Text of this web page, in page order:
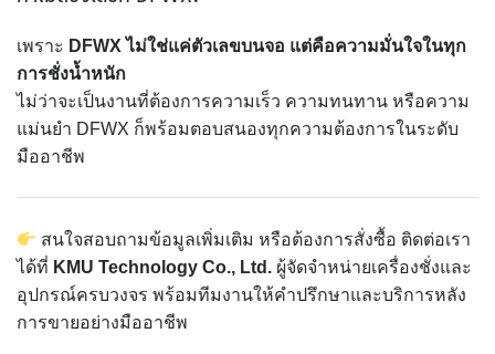
เพราะ DFWX ไม่ใช่แค่ตัวเลขบนจอ แต่คือความมั่นใจในทุก
การชั่งน้ำหนัก
ไม่ว่าจะเป็นงานที่ต้องการความเร็ว ความทนทาน หรือความ
แม่นยำ DFWX ก็พร้อมตอบสนองทุกความต้องการในระดับ
มืออาชีพ
สนใจสอบถามข้อมูลเพิ่มเติม หรือต้องการสั่งซื้อ ติดต่อเรา
ได้ที่ KMU Technology Co., Ltd. ผู้จัดจำหน่ายเครื่องชั่งและ
อุปกรณ์ครบวงจร พร้อมทีมงานให้คำปรึกษาและบริการหลัง
การขายอย่างมืออาชีพ